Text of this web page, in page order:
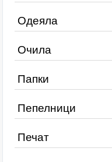
Одеяла
Очила
Папки
Пепелници
Печат